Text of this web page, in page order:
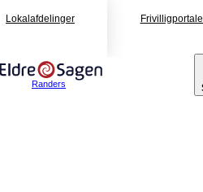
Lokalafdelinger
Randers